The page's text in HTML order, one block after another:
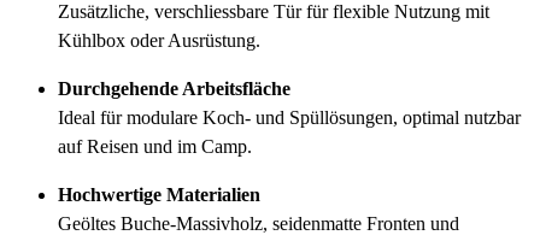
Zusätzliche, verschliessbare Tür für flexible Nutzung mit
Kühlbox oder Ausrüstung.
Durchgehende Arbeitsfläche
Ideal für modulare Koch- und Spüllösungen, optimal nutzbar
auf Reisen und im Camp.
Hochwertige Materialien
Geöltes Buche-Massivholz, seidenmatte Fronten und